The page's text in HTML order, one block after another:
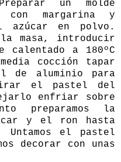
un molde
con margarina y
azúcar en polvo.
masa, introducir
calentado a 180ºC
cocción tapar
de aluminio para
el pastel del
enfriar sobre
preparamos la
y el ron hasta
Untamos el pastel
decorar con unas